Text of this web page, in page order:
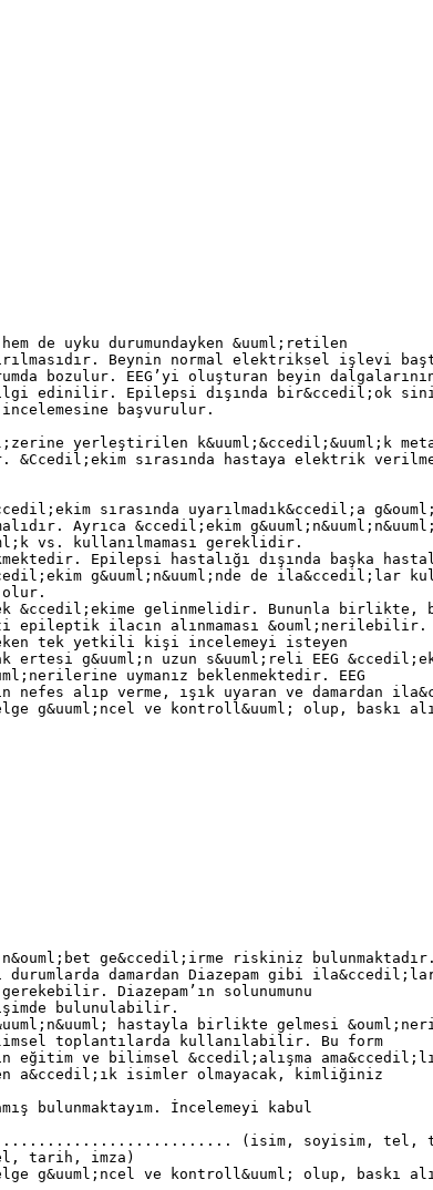
de uyku durumundayken &uuml;retilen
Beynin normal elektriksel işlevi
bozulur. EEG’yi oluşturan beyin
edinilir. Epilepsi dışında bir&ccedil;ok
başvurulur.
yerleştirilen k&uuml;&ccedil;&uuml;k
sırasında hastaya elektrik
sırasında uyarılmadık&ccedil;a
Ayrıca &ccedil;ekim
vs. kullanılmaması gereklidir.
Epilepsi hastalığı dışında başka
g&uuml;n&uuml;nde de ila&ccedil;lar
olur.
&ccedil;ekime gelinmelidir. Bununla birlikte,
epileptik ilacın alınmaması &ouml;nerilebilir.
tek yetkili kişi incelemeyi isteyen
ertesi g&uuml;n uzun s&uuml;reli EEG
uymanız beklenmektedir. EEG
nefes alıp verme, ışık uyaran ve damardan
g&uuml;ncel ve kontroll&uuml; olup, baskı
ge&ccedil;irme riskiniz bulunmaktadır.
damardan Diazepam gibi
Diazepam’ın solunumunu
bulunulabilir.
hastayla birlikte gelmesi
toplantılarda kullanılabilir. Bu form
eğitim ve bilimsel &ccedil;alışma ama&ccedil;lı
a&ccedil;ık isimler olmayacak, kimliğiniz
bulunmaktayım. İncelemeyi kabul
(isim, soyisim, tel,
tarih, imza)
g&uuml;ncel ve kontroll&uuml; olup, baskı